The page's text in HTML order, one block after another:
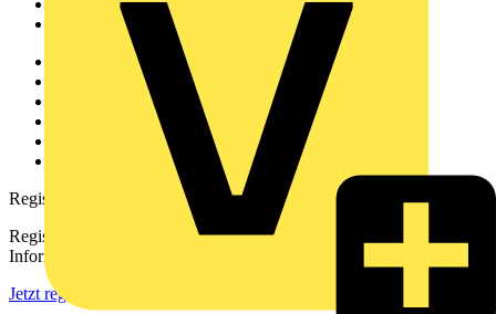
Voltimum+
Weitere Links
Downloadbereich (PDFs)
Häufig gestellte Fragen
Registrierung
Registrieren Sie sich kostenlos und erhalten Sie stets aktuelle
Informationen aus der Elektroindustrie.
Jetzt registrieren